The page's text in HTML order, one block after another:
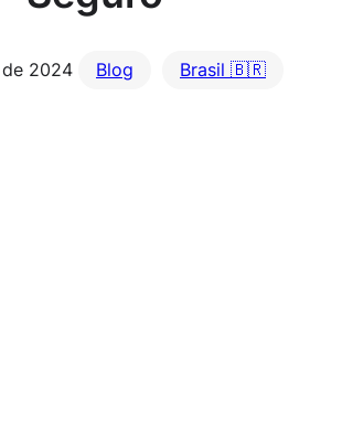
de 2024 Blog Brasil 🇧🇷